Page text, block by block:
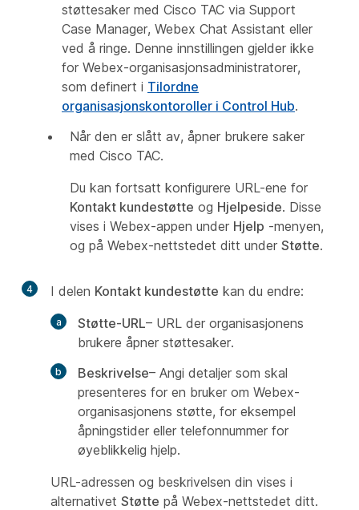
støttesaker med Cisco TAC via Support
Case Manager, Webex Chat Assistant eller
ved å ringe. Denne innstillingen gjelder ikke
for Webex-organisasjonsadministratorer,
som definert i Tilordne
organisasjonskontoroller i Control Hub.
Når den er slått av, åpner brukere saker
med Cisco TAC.
Du kan fortsatt konfigurere URL-ene for
Kontakt kundestøtte og Hjelpeside. Disse
vises i Webex-appen under Hjelp -menyen,
og på Webex-nettstedet ditt under Støtte.
4 I delen Kontakt kundestøtte kan du endre:
Støtte-URL– URL der organisasjonens
brukere åpner støttesaker.
Beskrivelse– Angi detaljer som skal
presenteres for en bruker om Webex-
organisasjonens støtte, for eksempel
åpningstider eller telefonnummer for
øyeblikkelig hjelp.
URL-adressen og beskrivelsen din vises i
alternativet Støtte på Webex-nettstedet ditt.